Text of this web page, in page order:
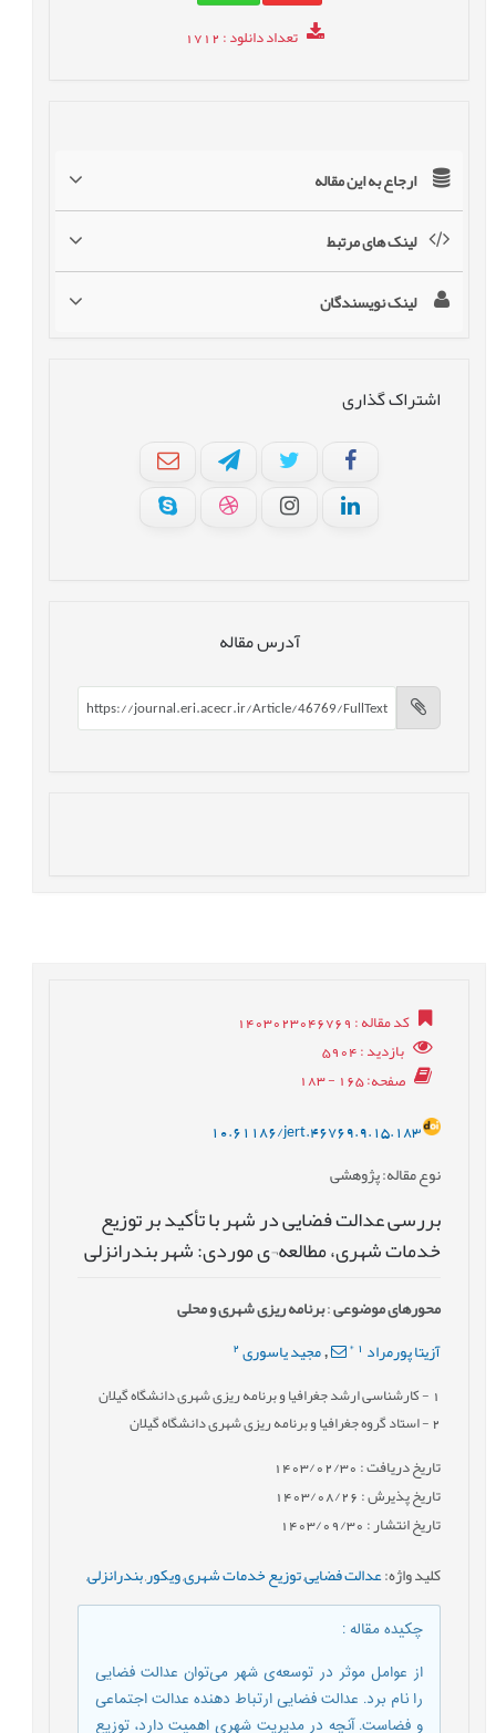
تعداد دانلود: 1712
ارجاع به این مقاله
لینک های مرتبط
لینک نویسندگان
اشتراک گذاری
آدرس مقاله
کد مقاله: 1403023046769
بازدید: 5904
صفحه: 165 - 183
10.61186/jert.46769.9.15.183
نوع مقاله: پژوهشی
بررسی عدالت فضایی در شهر با تأکید بر توزیع
خدمات شهری، مطالعه¬ی موردی: شهر بندرانزلی
محورهای موضوعی:برنامه ریزی شهری و محلی
آزیتا پورمراد *
,مجید یاسوری 2
- کارشناسی ارشد جغرافیا و برنامه ریزی شهری دانشگاه گیلان
2- استاد گروه جغرافیا و برنامه ریزی شهری دانشگاه گیلان
تاریخ دریافت : 1403/02/30
تاریخ پذیرش : 1403/08/26
تاریخ انتشار : 1403/09/30
کلید واژه:عدالت فضایی,توزیع خدمات شهری,ویکور,بندرانزلی,
چکیده مقاله:
از عوامل موثر در توسعه‌ی شهر می‌توان عدالت فضایی
را نام برد. عدالت فضایی ارتباط دهنده عدالت اجتماعی
و فضاست. آنچه در مدیریت شهری اهمیت دارد، توزیع